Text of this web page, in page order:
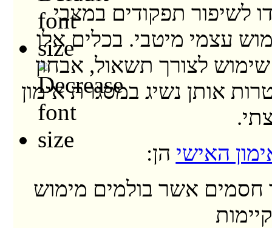
לשיפור תפקודים במצבי
עצמי מיטבי. בכלים אלו
לצורך תשאול, אבחון
אותן נשיג במסגרת אימון
האישי הן:
אשר בולמים מימוש